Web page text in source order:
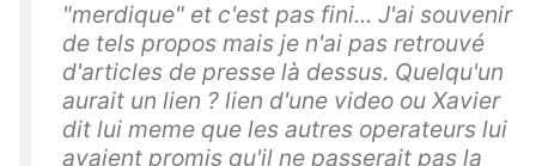
"merdique" et c'est pas fini... J'ai souvenir
de tels propos mais je n'ai pas retrouvé
d'articles de presse là dessus. Quelqu'un
aurait un lien ? lien d'une video ou Xavier
dit lui meme que les autres operateurs lui
avaient promis qu'il ne passerait pas la